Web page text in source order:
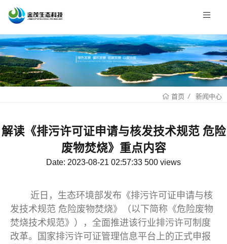
首页 新闻中心
解读《排污许可证申请与核发技术规范 危险
废物焚烧》重点内容
Date: 2023-08-21 02:57:33 500 views
近日，生态环境部发布《排污许可证申请与核
发技术规范 危险废物焚烧》（以下简称《危险废物
焚烧技术规范》），全面推进该行业排污许可制度
改革。国家排污许可证管理信息平台上的正式申报